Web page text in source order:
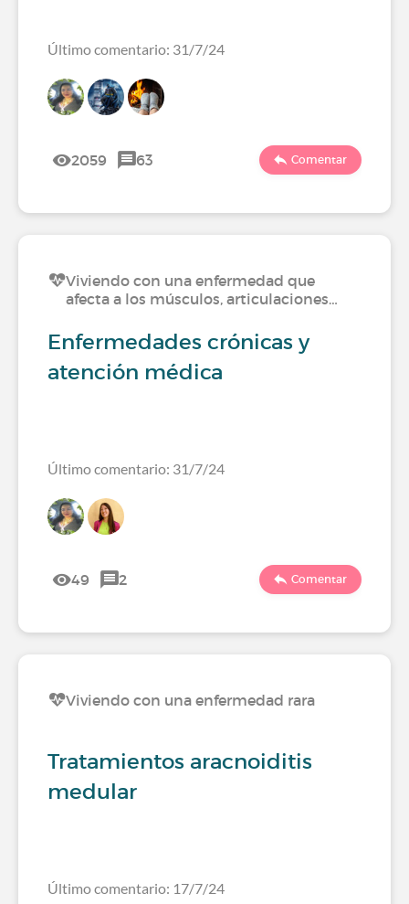
Último comentario: 31/7/24
2059 63 Comentar
Viviendo con una enfermedad que
afecta a los músculos, articulaciones…
Enfermedades crónicas y
atención médica
Último comentario: 31/7/24
49 2 Comentar
Viviendo con una enfermedad rara
Tratamientos aracnoiditis
medular
Último comentario: 17/7/24